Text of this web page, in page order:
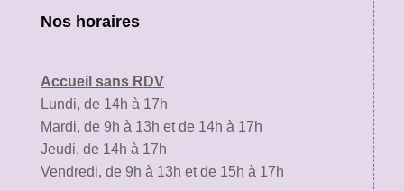
Nos horaires
Accueil sans RDV
Lundi, de 14h à 17h
Mardi, de 9h à 13h et de 14h à 17h
Jeudi, de 14h à 17h
Vendredi, de 9h à 13h et de 15h à 17h